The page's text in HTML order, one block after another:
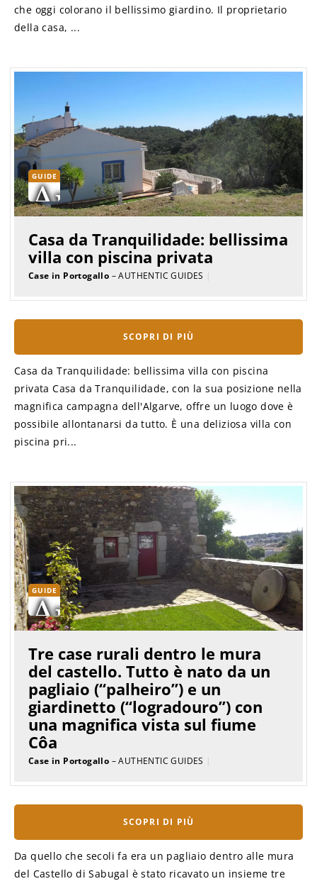
che oggi colorano il bellissimo giardino. Il proprietario
della casa, ...
GUIDE
Casa da Tranquilidade: bellissima
villa con piscina privata
Case in Portogallo – AUTHENTIC GUIDES |
SCOPRI DI PIÙ
Casa da Tranquilidade: bellissima villa con piscina
privata Casa da Tranquilidade, con la sua posizione nella
magnifica campagna dell'Algarve, offre un luogo dove è
possibile allontanarsi da tutto. È una deliziosa villa con
piscina pri...
GUIDE
Tre case rurali dentro le mura
del castello. Tutto è nato da un
pagliaio (“palheiro”) e un
giardinetto (“logradouro”) con
una magnifica vista sul fiume
Côa
Case in Portogallo – AUTHENTIC GUIDES |
SCOPRI DI PIÙ
Da quello che secoli fa era un pagliaio dentro alle mura
del Castello di Sabugal è stato ricavato un insieme tre